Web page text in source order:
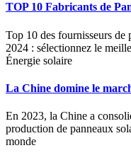
TOP 10 Fabricants de
Top 10 des fournisseurs de
2024 : sélectionnez le
Énergie solaire
La Chine domine le
En 2023, la Chine a
production de panneaux
monde